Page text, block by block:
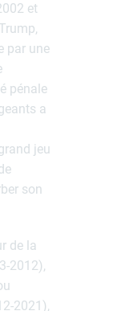
et
par une
pénale
a
jeu
son
de la
2012),
2021),